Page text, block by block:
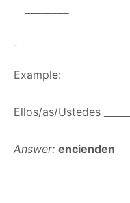
Example:
Ellos/as/Ustedes
Answer: encienden